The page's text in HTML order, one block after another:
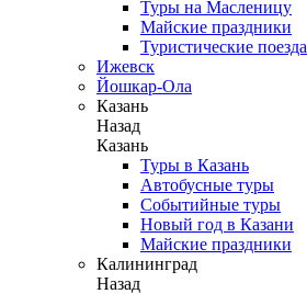
Туры на Масленицу
Майские праздники
Туристические поезда
Ижевск
Йошкар-Ола
Казань
Назад
Казань
Туры в Казань
Автобусные туры
Событийные туры
Новый год в Казани
Майские праздники
Калининград
Назад